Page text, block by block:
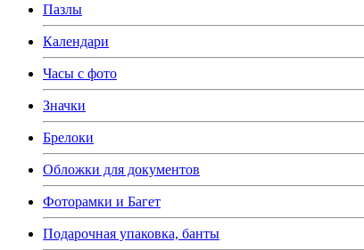
Пазлы
Календари
Часы с фото
Значки
Брелоки
Обложки для документов
Фоторамки и Багет
Подарочная упаковка, банты